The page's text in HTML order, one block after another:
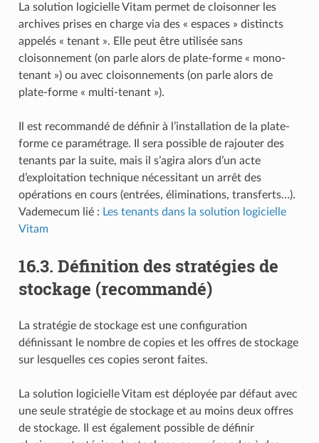
La solution logicielle Vitam permet de cloisonner les
archives prises en charge via des « espaces » distincts
appelés « tenant ». Elle peut être utilisée sans
cloisonnement (on parle alors de plate-forme « mono-
tenant ») ou avec cloisonnements (on parle alors de
plate-forme « multi-tenant »).
Il est recommandé de définir à l’installation de la plate-
forme ce paramétrage. Il sera possible de rajouter des
tenants par la suite, mais il s’agira alors d’un acte
d’exploitation technique nécessitant un arrêt des
opérations en cours (entrées, éliminations, transferts…).
Vademecum lié : Les tenants dans la solution logicielle
Vitam
16.3. Définition des stratégies de
stockage (recommandé)
La stratégie de stockage est une configuration
définissant le nombre de copies et les offres de stockage
sur lesquelles ces copies seront faites.
La solution logicielle Vitam est déployée par défaut avec
une seule stratégie de stockage et au moins deux offres
de stockage. Il est également possible de définir